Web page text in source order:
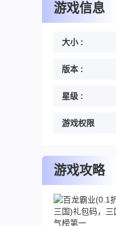
游戏信息
大小 :
版本 :
星级 :
游戏权限
游戏攻略